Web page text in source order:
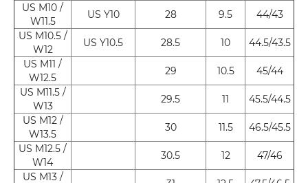
US M10 /
W11.5
US Y10 28 9.5
44/43
US M10.5 /
W12
US Y10.5 28.5 10
44.5/43.5
US M11 /
W12.5
29 10.5
45/44
US M11.5 /
W13
29.5 11
45.5/44.5
US M12 /
W13.5
30 11.5
46.5/45.5
US M12.5 /
W14
30.5 12
47/46
US M13 /